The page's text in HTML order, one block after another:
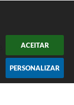
ACEITAR
PERSONALIZAR